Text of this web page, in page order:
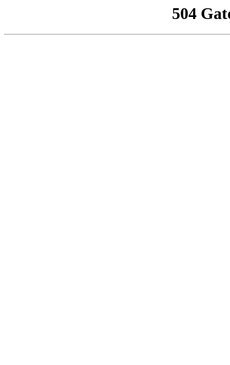
504